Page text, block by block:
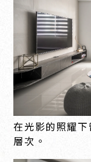
在光影的照耀
層次。